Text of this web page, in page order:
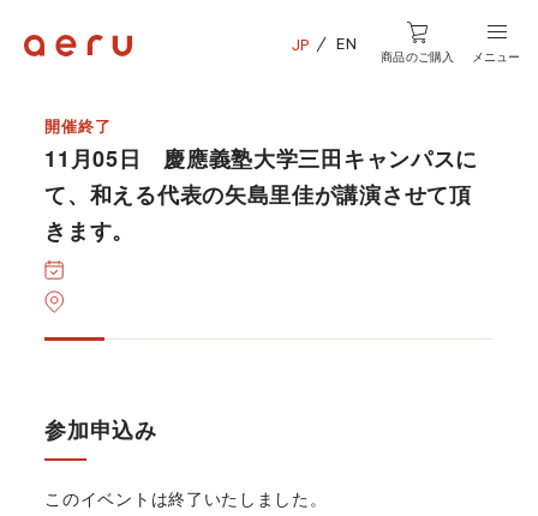
JP EN
商品のご購入 メニュー
開催終了
11月05日 慶應義塾大学三田キャンパスに
て、和える代表の矢島里佳が講演させて頂
きます。
参加申込み
このイベントは終了いたしました。